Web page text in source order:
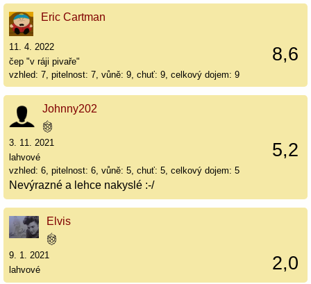
Eric Cartman
8,6
11. 4. 2022
čep "v ráji pivaře"
vzhled: 7, pitelnost: 7, vůně: 9, chuť: 9, celkový dojem: 9
Johnny202
5,2
3. 11. 2021
lahvové
vzhled: 6, pitelnost: 6, vůně: 5, chuť: 5, celkový dojem: 5
Nevýrazné a lehce nakyslé :-/
Elvis
2,0
9. 1. 2021
lahvové